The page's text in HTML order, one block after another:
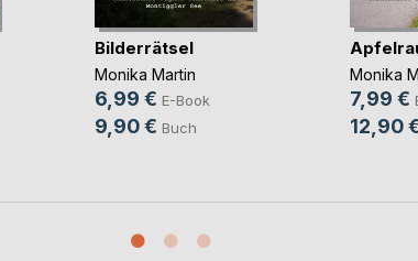
Bilderrätsel
Monika Martin
6,99 € E-Book
9,90 € Buch
Monika
7,99 €
12,90